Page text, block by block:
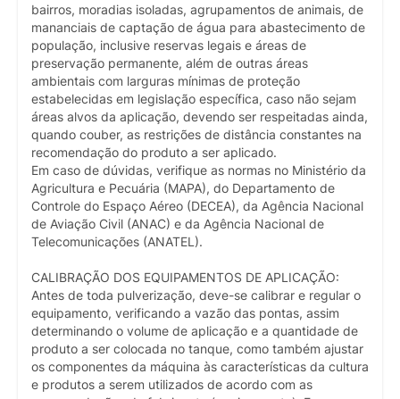
bairros, moradias isoladas, agrupamentos de animais, de
mananciais de captação de água para abastecimento de
população, inclusive reservas legais e áreas de
preservação permanente, além de outras áreas
ambientais com larguras mínimas de proteção
estabelecidas em legislação específica, caso não sejam
áreas alvos da aplicação, devendo ser respeitadas ainda,
quando couber, as restrições de distância constantes na
recomendação do produto a ser aplicado.
Em caso de dúvidas, verifique as normas no Ministério da
Agricultura e Pecuária (MAPA), do Departamento de
Controle do Espaço Aéreo (DECEA), da Agência Nacional
de Aviação Civil (ANAC) e da Agência Nacional de
Telecomunicações (ANATEL).
CALIBRAÇÃO DOS EQUIPAMENTOS DE APLICAÇÃO:
Antes de toda pulverização, deve-se calibrar e regular o
equipamento, verificando a vazão das pontas, assim
determinando o volume de aplicação e a quantidade de
produto a ser colocada no tanque, como também ajustar
os componentes da máquina às características da cultura
e produtos a serem utilizados de acordo com as